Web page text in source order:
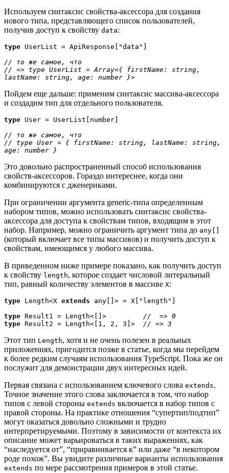
Используем синтаксис свойства-аксессора для создания
нового типа, представляющего список пользователей,
получив доступ к свойству data:
type UserList = ApiResponse["data"]
// то же самое, что
// => type UserList = Array<{ firstName: string,
lastName: string, age: number }>
Пойдем еще дальше: применим синтаксис массива-аксессора
и создадим тип для отдельного пользователя.
type User = UserList[number]
// то же самое, что
// type User = { firstName: string, lastName: string,
age: number }
Это довольно распространенный способ использования
свойств-аксессоров. Гораздо интереснее, когда они
комбинируются с дженериками.
При ограничении аргумента generic-типа определенным
набором типов, можно использовать синтаксис свойства-
аксессора для доступа к свойствам типов, входящим в этот
набор. Например, можно ограничить аргумент типа до any[]
(который включает все типы массивов) и получить доступ к
свойствам, имеющимся у любого массива.
В приведенном ниже примере показано, как получить доступ
к свойству length, которое создает числовой литеральный
тип, равный количеству элементов в массиве X:
type Length<X extends any[]> = X["length"]
type Result1 = Length<[]>
type Result2 = Length<[1, 2, 3]> // => 3
Этот тип Length, хотя и не очень полезен в реальных
приложениях, пригодится позже в статье, когда мы перейдем
к более редким случаям использования TypeScript. Пока же он
послужит для демонстрации двух интересных идей.
Первая связана с использованием ключевого слова extends.
Точное значение этого слова заключается в том, что набор
типов с левой стороны extends включается в набор типов с
правой стороны. На практике отношения “супертип/подтип”
могут оказаться довольно сложными и трудно
интерпретируемыми. Поэтому в зависимости от контекста их
описание может варьироваться в таких выражениях, как
“наследуется от”, “приравнивается к” или даже “в некотором
роде похож”. Вы увидите различные варианты использования
extends по мере рассмотрения примеров в этой статье.